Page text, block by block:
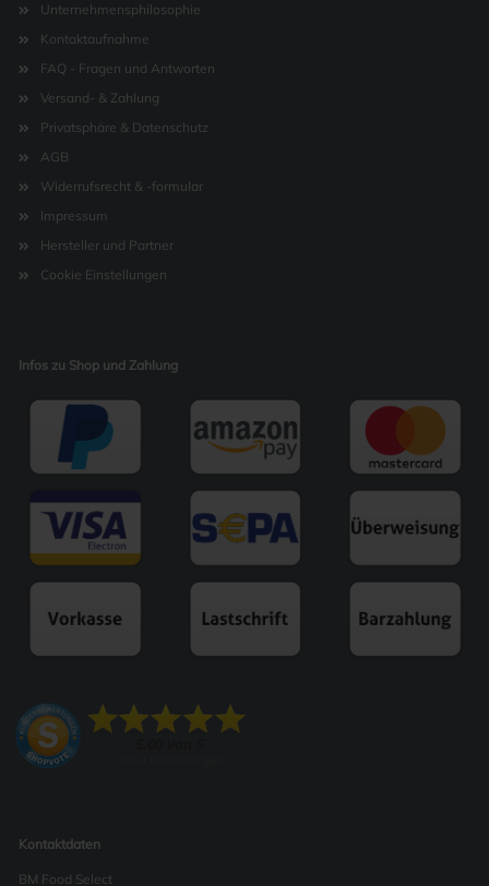
Unternehmensphilosophie
Kontaktaufnahme
FAQ - Fragen und Antworten
Versand- & Zahlung
Privatsphäre & Datenschutz
AGB
Widerrufsrecht & -formular
Impressum
Hersteller und Partner
Cookie Einstellungen
Infos zu Shop und Zahlung
Kontaktdaten
BM Food Select